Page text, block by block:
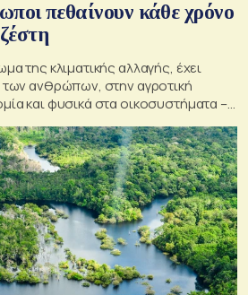
πεθαίνουν κάθε χρόνο
της κλιματικής αλλαγής, έχει
των ανθρώπων, στην αγροτική
και φυσικά στα οικοσυστήματα –
της πρόληψης